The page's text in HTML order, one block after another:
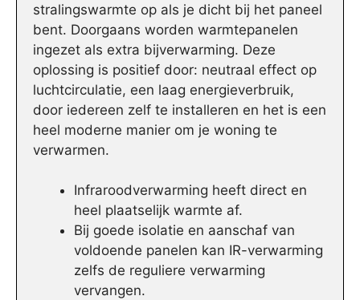
stralingswarmte op als je dicht bij het paneel
bent. Doorgaans worden warmtepanelen
ingezet als extra bijverwarming. Deze
oplossing is positief door: neutraal effect op
luchtcirculatie, een laag energieverbruik,
door iedereen zelf te installeren en het is een
heel moderne manier om je woning te
verwarmen.
Infraroodverwarming heeft direct en
heel plaatselijk warmte af.
Bij goede isolatie en aanschaf van
voldoende panelen kan IR-verwarming
zelfs de reguliere verwarming
vervangen.